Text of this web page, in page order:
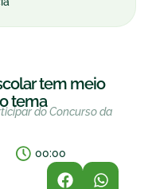
tem meio
tema
do Concurso da
00:00